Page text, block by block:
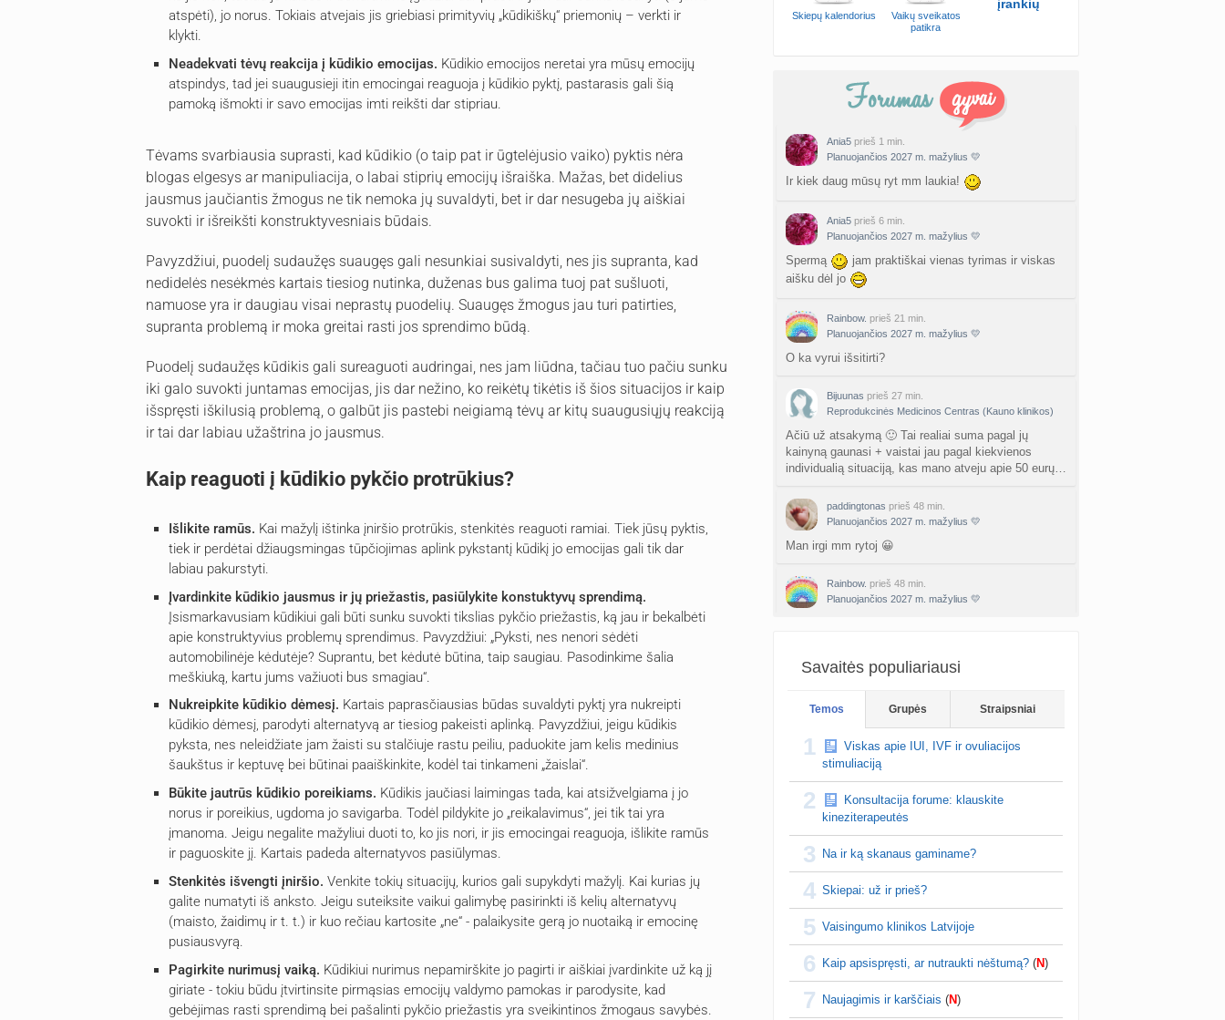
atspėti), jo norus. Tokiais atvejais jis griebiasi primityvių „kūdikiškų“ priemonių – verkti ir
klykti.
Neadekvati tėvų reakcija į kūdikio emocijas. Kūdikio emocijos neretai yra mūsų emocijų
atspindys, tad jei suaugusieji itin emocingai reaguoja į kūdikio pyktį, pastarasis gali šią
pamoką išmokti ir savo emocijas imti reikšti dar stipriau.
Tėvams svarbiausia suprasti, kad kūdikio (o taip pat ir ūgtelėjusio vaiko) pyktis nėra
blogas elgesys ar manipuliacija, o labai stiprių emocijų išraiška. Mažas, bet didelius
jausmus jaučiantis žmogus ne tik nemoka jų suvaldyti, bet ir dar nesugeba jų aiškiai
suvokti ir išreikšti konstruktyvesniais būdais.
Pavyzdžiui, puodelį sudaužęs suaugęs gali nesunkiai susivaldyti, nes jis supranta, kad
nedidelės nesėkmės kartais tiesiog nutinka, duženas bus galima tuoj pat sušluoti,
namuose yra ir daugiau visai neprastų puodelių. Suaugęs žmogus jau turi patirties,
supranta problemą ir moka greitai rasti jos sprendimo būdą.
Puodelį sudaužęs kūdikis gali sureaguoti audringai, nes jam liūdna, tačiau tuo pačiu sunku
iki galo suvokti juntamas emocijas, jis dar nežino, ko reikėtų tikėtis iš šios situacijos ir kaip
išspręsti iškilusią problemą, o galbūt jis pastebi neigiamą tėvų ar kitų suaugusiųjų reakciją
ir tai dar labiau užaštrina jo jausmus.
Kaip reaguoti į kūdikio pykčio protrūkius?
Išlikite ramūs. Kai mažylį ištinka įniršio protrūkis, stenkitės reaguoti ramiai. Tiek jūsų pyktis,
tiek ir perdėtai džiaugsmingas tūpčiojimas aplink pykstantį kūdikį jo emocijas gali tik dar
labiau pakurstyti.
Įvardinkite kūdikio jausmus ir jų priežastis, pasiūlykite konstuktyvų sprendimą.
Įsismarkavusiam kūdikiui gali būti sunku suvokti tikslias pykčio priežastis, ką jau ir bekalbėti
apie konstruktyvius problemų sprendimus. Pavyzdžiui: „Pyksti, nes nenori sėdėti
automobilinėje kėdutėje? Suprantu, bet kėdutė būtina, taip saugiau. Pasodinkime šalia
meškiuką, kartu jums važiuoti bus smagiau“.
Nukreipkite kūdikio dėmesį. Kartais paprasčiausias būdas suvaldyti pyktį yra nukreipti
kūdikio dėmesį, parodyti alternatyvą ar tiesiog pakeisti aplinką. Pavyzdžiui, jeigu kūdikis
pyksta, nes neleidžiate jam žaisti su stalčiuje rastu peiliu, paduokite jam kelis medinius
šaukštus ir keptuvę bei būtinai paaiškinkite, kodėl tai tinkameni „žaislai“.
Būkite jautrūs kūdikio poreikiams. Kūdikis jaučiasi laimingas tada, kai atsižvelgiama į jo
norus ir poreikius, ugdoma jo savigarba. Todėl pildykite jo „reikalavimus“, jei tik tai yra
įmanoma. Jeigu negalite mažyliui duoti to, ko jis nori, ir jis emocingai reaguoja, išlikite ramūs
ir paguoskite jį. Kartais padeda alternatyvos pasiūlymas.
Stenkitės išvengti įniršio. Venkite tokių situacijų, kurios gali supykdyti mažylį. Kai kurias jų
galite numatyti iš anksto. Jeigu suteiksite vaikui galimybę pasirinkti iš kelių alternatyvų
(maisto, žaidimų ir t. t.) ir kuo rečiau kartosite „ne“ - palaikysite gerą jo nuotaiką ir emocinę
pusiausvyrą.
Pagirkite nurimusį vaiką. Kūdikiui nurimus nepamirškite jo pagirti ir aiškiai įvardinkite už ką jį
giriate - tokiu būdu įtvirtinsite pirmąsias emocijų valdymo pamokas ir parodysite, kad
gebėjimas rasti sprendimą bei pašalinti pykčio priežastis yra sveikintinos žmogaus savybės.
Skiepų kalendorius
Vaikų sveikatos
patikra
įrankių
Ania5 prieš 1 min.
Planuojančios 2027 m. mažylius 💛
Ir kiek daug mūsų ryt mm laukia!
Ania5 prieš 6 min.
Planuojančios 2027 m. mažylius 💛
Spermą
jam praktiškai vienas tyrimas ir viskas
aišku dėl jo
Rainbow. prieš 21 min.
Planuojančios 2027 m. mažylius 💛
O ka vyrui išsitirti?
Bijuunas prieš 27 min.
Reprodukcinės Medicinos Centras (Kauno klinikos)
Ačiū už atsakymą 🙂 Tai realiai suma pagal jų
kainyną gaunasi + vaistai jau pagal kiekvienos
individualią situaciją, kas mano atveju apie 50 eurų…
paddingtonas prieš 48 min.
Planuojančios 2027 m. mažylius 💛
Man irgi mm rytoj 😀
Rainbow. prieš 48 min.
Planuojančios 2027 m. mažylius 💛
nebes…
Savaitės populiariausi
Temos Grupės Straipsniai
1
Viskas apie IUI, IVF ir ovuliacijos
stimuliaciją
2
Konsultacija forume: klauskite
kineziterapeutės
3 Na ir ką skanaus gaminame?
4 Skiepai: už ir prieš?
5 Vaisingumo klinikos Latvijoje
6 Kaip apsispręsti, ar nutraukti nėštumą? (N)
7 Naujagimis ir karščiais (N)